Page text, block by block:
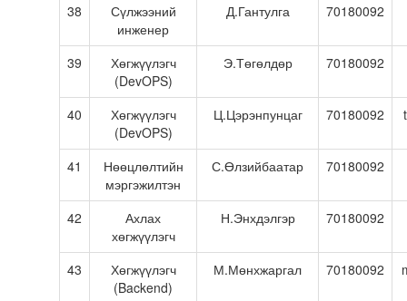
38
Сүлжээний
инженер
Д.Гантулга 70180092
39
Хөгжүүлэгч
(DevOPS)
Э.Төгөлдөр 70180092
40
Хөгжүүлэгч
(DevOPS)
Ц.Цэрэнпунцаг 70180092
41
Нөөцлөлтийн
мэргэжилтэн
С.Өлзийбаатар 70180092
42
Ахлах
хөгжүүлэгч
Н.Энхдэлгэр 70180092
43
Хөгжүүлэгч
(Backend)
М.Мөнхжаргал 70180092